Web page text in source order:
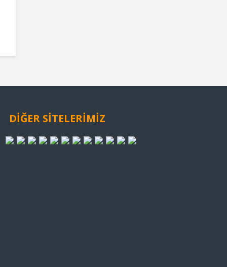
DİĞER SİTELERİMİZ